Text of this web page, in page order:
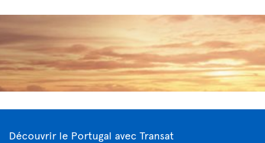
Découvrir le Portugal avec Transat